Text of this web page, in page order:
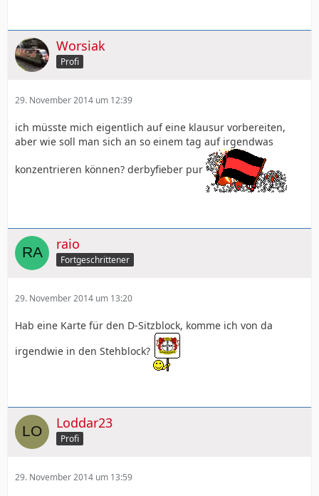
Worsiak
Profi
29. November 2014 um 12:39
ich müsste mich eigentlich auf eine klausur vorbereiten,
aber wie soll man sich an so einem tag auf irgendwas
konzentrieren können? derbyfieber pur
raio
Fortgeschrittener
29. November 2014 um 13:20
Hab eine Karte für den D-Sitzblock, komme ich von da
irgendwie in den Stehblock?
Loddar23
Profi
29. November 2014 um 13:59